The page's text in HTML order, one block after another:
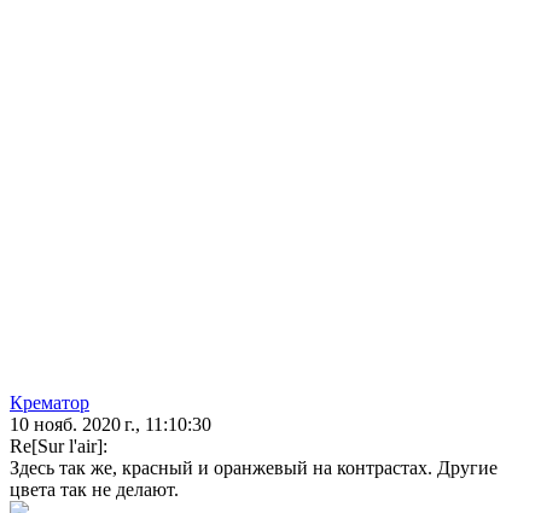
Крематор
10 нояб. 2020 г., 11:10:30
Re[Sur l'air]:
Здесь так же, красный и оранжевый на контрастах. Другие
цвета так не делают.